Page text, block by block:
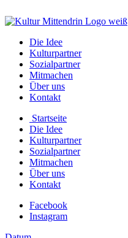
Die Idee
Kulturpartner
Sozialpartner
Mitmachen
Über uns
Kontakt
Startseite
Die Idee
Kulturpartner
Sozialpartner
Mitmachen
Über uns
Kontakt
Facebook
Instagram